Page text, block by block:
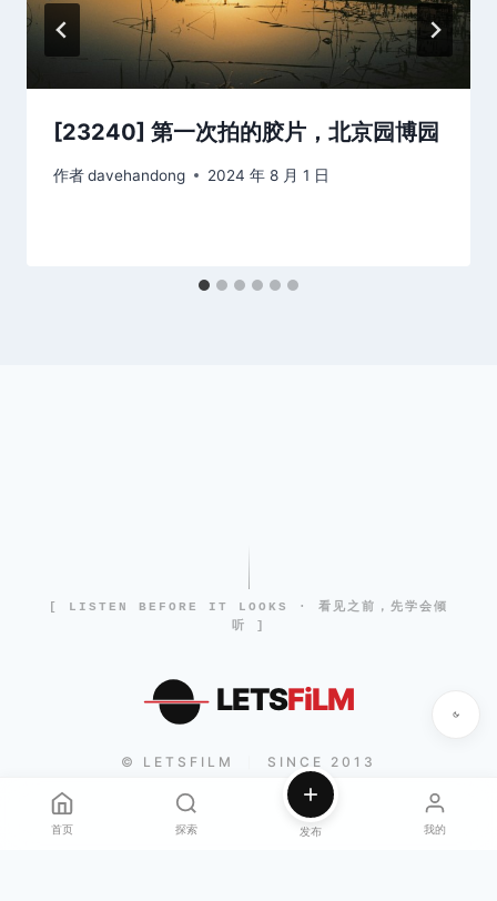
[23240] 第一次拍的胶片，北京园博园
作者davehandong 2024 年 8 月 1 日
[ LISTEN BEFORE IT LOOKS · 看见之前，先学会倾
听 ]
LETSFiLM
© LETSFILM SINCE 2013
首页 探索 发布 我的